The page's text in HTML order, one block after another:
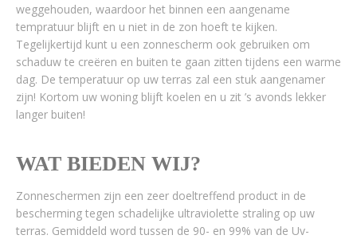
weggehouden, waardoor het binnen een aangename
tempratuur blijft en u niet in de zon hoeft te kijken.
Tegelijkertijd kunt u een zonnescherm ook gebruiken om
schaduw te creëren en buiten te gaan zitten tijdens een warme
dag. De temperatuur op uw terras zal een stuk aangenamer
zijn! Kortom uw woning blijft koelen en u zit ’s avonds lekker
langer buiten!
WAT BIEDEN WIJ?
Zonneschermen zijn een zeer doeltreffend product in de
bescherming tegen schadelijke ultraviolette straling op uw
terras. Gemiddeld word tussen de 90- en 99% van de Uv-